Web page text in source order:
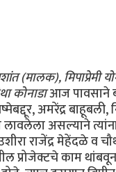
(मालक), मिपाप्रेमी
कोनाडाआज पावसाने
अमरेंद्र बाहूबली,
असल्याने
राजेंद्र मेहेंदळे व
प्रोजेक्टचे काम